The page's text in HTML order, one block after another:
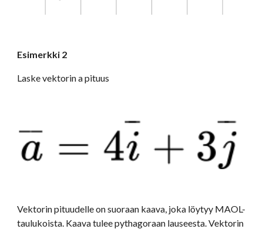
Esimerkki 2
Laske vektorin a pituus
Vektorin pituudelle on suoraan kaava, joka löytyy MAOL-
taulukoista. Kaava tulee pythagoraan lauseesta. Vektorin